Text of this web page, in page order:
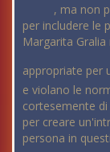
, ma non
per includere le
Margarita
appropriate per
e violano le
cortesemente
per creare
persona in